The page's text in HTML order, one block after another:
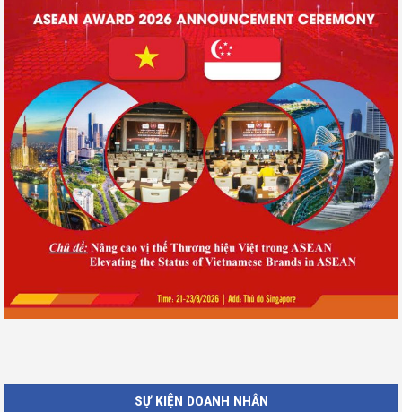
SỰ KIỆN DOANH NHÂN